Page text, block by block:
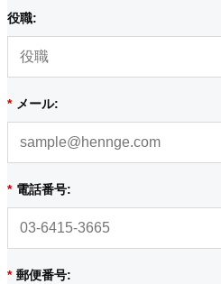
役職:
* メール:
* 電話番号:
* 郵便番号: